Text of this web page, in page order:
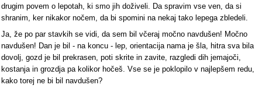
drugim povem o lepotah, ki smo jih doživeli. Da spravim vse ven, da si
shranim, ker nikakor nočem, da bi spomini na nekaj tako lepega zbledeli.
Ja, že po par stavkih se vidi, da sem bil včeraj močno navdušen! Močno
navdušen! Dan je bil - na koncu - lep, orientacija nama je šla, hitra sva bila
dovolj, gozd je bil prekrasen, poti skrite in zavite, razgledi dih jemajoči,
kostanja in grozdja pa kolikor hočeš. Vse se je poklopilo v najlepšem redu,
kako torej ne bi bil navdušen?